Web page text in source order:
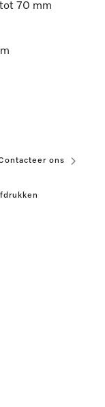
tot 70 mm
ons